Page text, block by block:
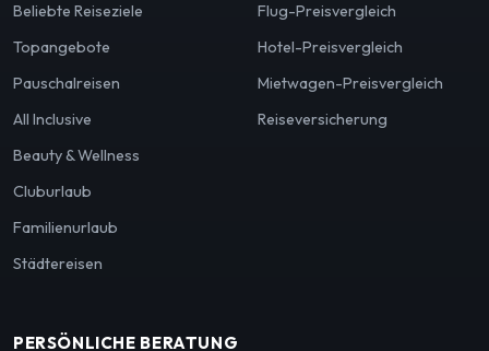
Beliebte Reiseziele
Topangebote
Pauschalreisen
All Inclusive
Beauty & Wellness
Cluburlaub
Familienurlaub
Städtereisen
Flug-Preisvergleich
Hotel-Preisvergleich
Mietwagen-Preisvergleich
Reiseversicherung
PERSÖNLICHE BERATUNG